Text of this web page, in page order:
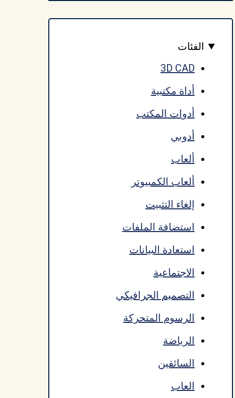
الفئات
3D CAD
أداة مكتبية
أدوات المكتب
أدوبي
ألعاب
ألعاب الكمبيوتر
إلغاء التثبيت
استضافة الملفات
استعادة البيانات
الاجتماعية
التصميم الجرافيكي
الرسوم المتحركة
الرياضة
السائقين
العاب